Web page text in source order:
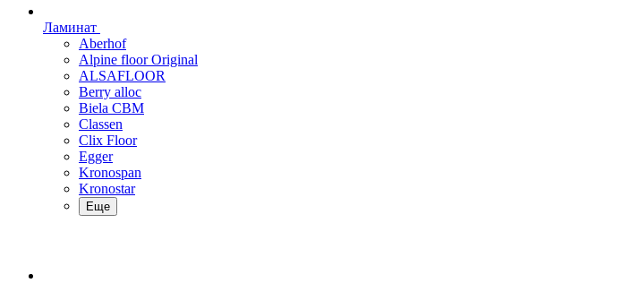
Ламинат
Aberhof
Alpine floor Original
ALSAFLOOR
Berry alloc
Biela CBM
Classen
Clix Floor
Egger
Kronospan
Kronostar
Еще